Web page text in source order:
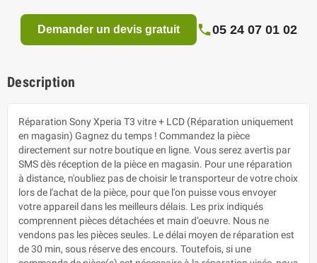
Demander un devis gratuit 05 24 07 01 02
Description
Réparation Sony Xperia T3 vitre + LCD (Réparation uniquement
en magasin) Gagnez du temps ! Commandez la pièce
directement sur notre boutique en ligne. Vous serez avertis par
SMS dès réception de la pièce en magasin. Pour une réparation
à distance, n'oubliez pas de choisir le transporteur de votre choix
lors de l'achat de la pièce, pour que l'on puisse vous envoyer
votre appareil dans les meilleurs délais. Les prix indiqués
comprennent pièces détachées et main d’oeuvre. Nous ne
vendons pas les pièces seules. Le délai moyen de réparation est
de 30 min, sous réserve des encours. Toutefois, si une